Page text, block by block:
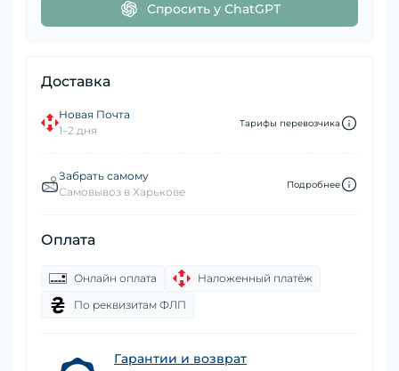
Спросить у ChatGPT
Доставка
Новая Почта
1–2 дня
Тарифы перевозчика
Забрать самому
Самовывоз в Харькове
Подробнее
Оплата
Онлайн оплата
Наложенный платёж
По реквизитам ФЛП
Гарантии и возврат